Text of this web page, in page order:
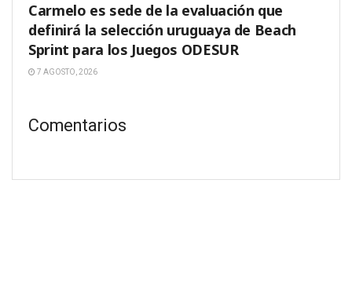
Carmelo es sede de la evaluación que
definirá la selección uruguaya de Beach
Sprint para los Juegos ODESUR
7 AGOSTO, 2026
Comentarios